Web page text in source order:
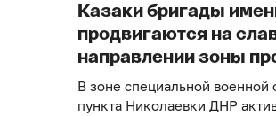
Казаки бригады
продвигаются на
направлении зоны
В зоне специальной военной
пункта Николаевки ДНР